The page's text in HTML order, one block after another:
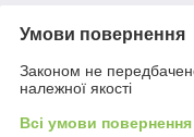
Умови повернення
Законом не
належної якості
Всі умови повернення